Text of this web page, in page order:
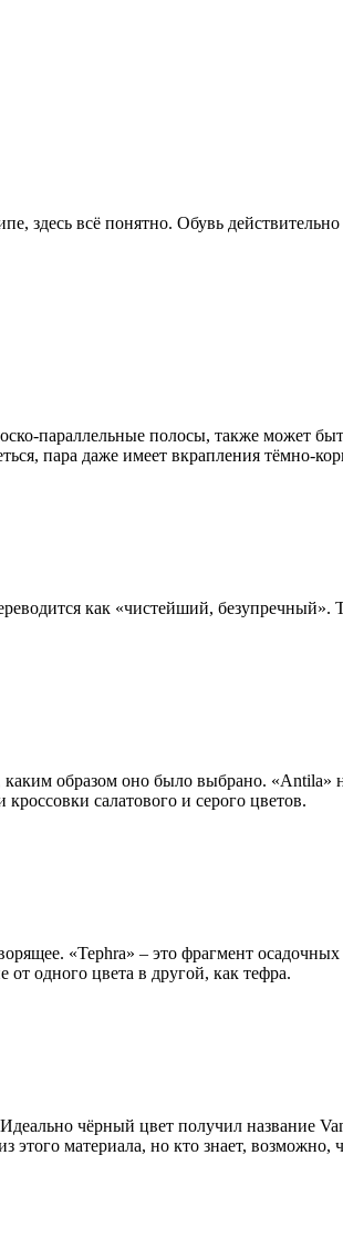
здесь всё понятно. Обувь
параллельные полосы, также может
пара даже имеет вкрапления тёмно-
как «чистейший,
образом оно было выбрано. «Antila»
салатового и серого цветов.
«Tephra» – это фрагмент
одного цвета в другой, как тефра.
чёрный цвет получил название
материала, но кто знает,